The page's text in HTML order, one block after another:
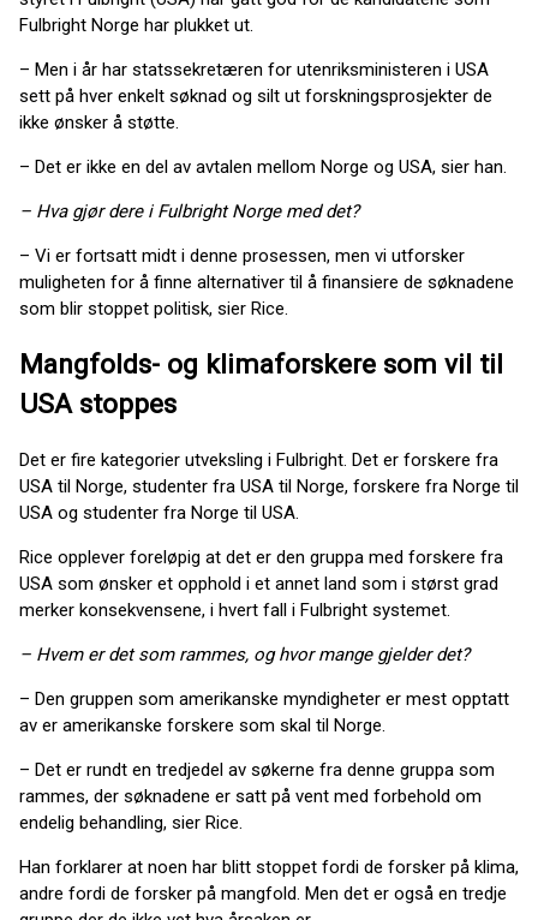
Fulbright Norge har plukket ut.
– Men i år har statssekretæren for utenriksministeren i USA
sett på hver enkelt søknad og silt ut forskningsprosjekter de
ikke ønsker å støtte.
– Det er ikke en del av avtalen mellom Norge og USA, sier han.
– Hva gjør dere i Fulbright Norge med det?
– Vi er fortsatt midt i denne prosessen, men vi utforsker
muligheten for å finne alternativer til å finansiere de søknadene
som blir stoppet politisk, sier Rice.
Mangfolds- og klimaforskere som vil til
USA stoppes
Det er fire kategorier utveksling i Fulbright. Det er forskere fra
USA til Norge, studenter fra USA til Norge, forskere fra Norge til
USA og studenter fra Norge til USA.
Rice opplever foreløpig at det er den gruppa med forskere fra
USA som ønsker et opphold i et annet land som i størst grad
merker konsekvensene, i hvert fall i Fulbright systemet.
– Hvem er det som rammes, og hvor mange gjelder det?
– Den gruppen som amerikanske myndigheter er mest opptatt
av er amerikanske forskere som skal til Norge.
– Det er rundt en tredjedel av søkerne fra denne gruppa som
rammes, der søknadene er satt på vent med forbehold om
endelig behandling, sier Rice.
Han forklarer at noen har blitt stoppet fordi de forsker på klima,
andre fordi de forsker på mangfold. Men det er også en tredje